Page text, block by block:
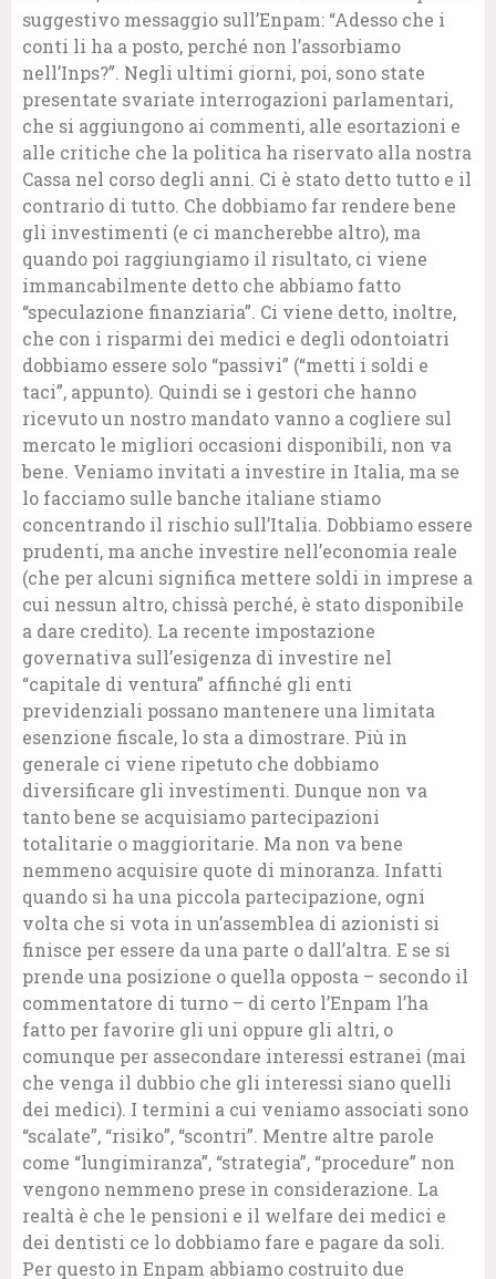
suggestivo messaggio sull’Enpam: “Adesso che i
conti li ha a posto, perché non l’assorbiamo
nell’Inps?”. Negli ultimi giorni, poi, sono state
presentate svariate interrogazioni parlamentari,
che si aggiungono ai commenti, alle esortazioni e
alle critiche che la politica ha riservato alla nostra
Cassa nel corso degli anni. Ci è stato detto tutto e il
contrario di tutto. Che dobbiamo far rendere bene
gli investimenti (e ci mancherebbe altro), ma
quando poi raggiungiamo il risultato, ci viene
immancabilmente detto che abbiamo fatto
“speculazione finanziaria”. Ci viene detto, inoltre,
che con i risparmi dei medici e degli odontoiatri
dobbiamo essere solo “passivi” (“metti i soldi e
taci”, appunto). Quindi se i gestori che hanno
ricevuto un nostro mandato vanno a cogliere sul
mercato le migliori occasioni disponibili, non va
bene. Veniamo invitati a investire in Italia, ma se
lo facciamo sulle banche italiane stiamo
concentrando il rischio sull’Italia. Dobbiamo essere
prudenti, ma anche investire nell’economia reale
(che per alcuni significa mettere soldi in imprese a
cui nessun altro, chissà perché, è stato disponibile
a dare credito). La recente impostazione
governativa sull’esigenza di investire nel
“capitale di ventura” affinché gli enti
previdenziali possano mantenere una limitata
esenzione fiscale, lo sta a dimostrare. Più in
generale ci viene ripetuto che dobbiamo
diversificare gli investimenti. Dunque non va
tanto bene se acquisiamo partecipazioni
totalitarie o maggioritarie. Ma non va bene
nemmeno acquisire quote di minoranza. Infatti
quando si ha una piccola partecipazione, ogni
volta che si vota in un’assemblea di azionisti si
finisce per essere da una parte o dall’altra. E se si
prende una posizione o quella opposta – secondo il
commentatore di turno – di certo l’Enpam l’ha
fatto per favorire gli uni oppure gli altri, o
comunque per assecondare interessi estranei (mai
che venga il dubbio che gli interessi siano quelli
dei medici). I termini a cui veniamo associati sono
“scalate”, “risiko”, “scontri”. Mentre altre parole
come “lungimiranza”, “strategia”, “procedure” non
vengono nemmeno prese in considerazione. La
realtà è che le pensioni e il welfare dei medici e
dei dentisti ce lo dobbiamo fare e pagare da soli.
Per questo in Enpam abbiamo costruito due